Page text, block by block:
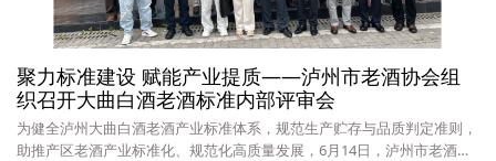
聚力标准建设 赋能产业提质——泸州市老酒协会组
织召开大曲白酒老酒标准内部评审会
为健全泸州大曲白酒老酒产业标准体系，规范生产贮存与品质判定准则，
助推产区老酒产业标准化、规范化高质量发展，6月14日，泸州市老酒协